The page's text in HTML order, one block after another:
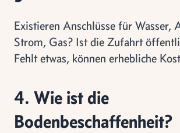
Existieren Anschlüsse für Wasser,
Strom, Gas? Ist die Zufahrt
Fehlt etwas, können erhebliche
4. Wie ist die
Bodenbeschaffenheit?